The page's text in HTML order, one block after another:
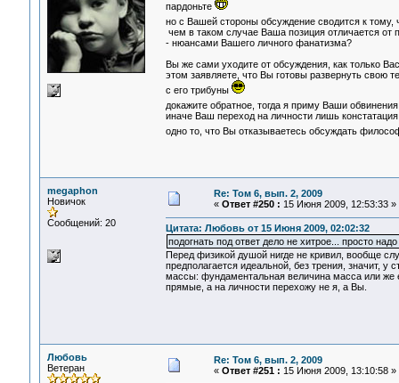
пардоньте
но с Вашей стороны обсуждение сводится к
чем в таком случае Ваша позиция отличается от
- нюансами Вашего личного фанатизма?
Вы же сами уходите от обсуждения, как только
этом заявляете, что Вы готовы развернуть свою
с его трибуны
докажите обратное, тогда я приму Ваши
иначе Ваш переход на личности лишь
одно то, что Вы отказываетесь обсуждать
megaphon
Новичок
Сообщений: 20
Re: Том 6, вып. 2, 2009
« Ответ #250 : 15 Июня 2009, 12:53:33 »
Цитата: Любовь от 15 Июня 2009, 02:02:32
подогнать под ответ дело не хитрое... просто
Перед физикой душой нигде не кривил, вообще
предполагается идеальной, без трения, значит,
массы: фундаментальная величина масса или же
прямые, а на личности перехожу не я, а Вы.
Любовь
Ветеран
Re: Том 6, вып. 2, 2009
« Ответ #251 : 15 Июня 2009, 13:10:58 »